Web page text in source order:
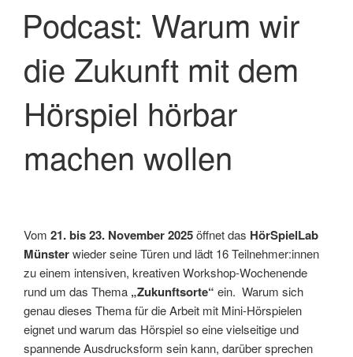
Podcast: Warum wir
die Zukunft mit dem
Hörspiel hörbar
machen wollen
Vom 21. bis 23. November 2025öffnet das HörSpielLab
Münsterwieder seine Türen und lädt 16 Teilnehmer:innen
zu einem intensiven, kreativen Workshop-Wochenende
rund um das Thema „Zukunftsorte“ ein. Warum sich
genau dieses Thema für die Arbeit mit Mini-Hörspielen
eignet und warum das Hörspiel so eine vielseitige und
spannende Ausdrucksform sein kann, darüber sprechen